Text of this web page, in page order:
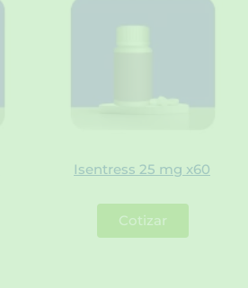
Isentress 25 mg x60
Cotizar